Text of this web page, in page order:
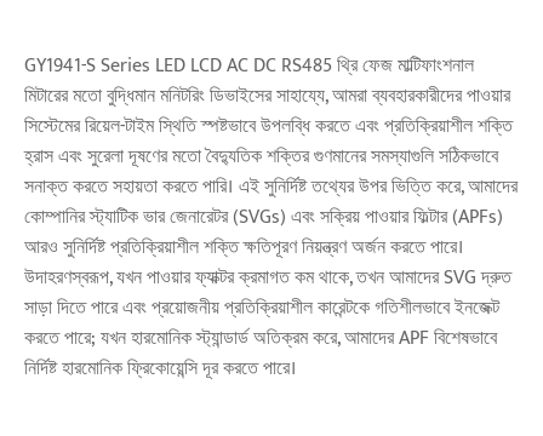
GY1941-S Series LED LCD AC DC RS485 থ্রি ফেজ মাল্টিফাংশনাল
মিটারের মতো বুদ্ধিমান মনিটরিং ডিভাইসের সাহায্যে, আমরা ব্যবহারকারীদের পাওয়ার
সিস্টেমের রিয়েল-টাইম স্থিতি স্পষ্টভাবে উপলব্ধি করতে এবং প্রতিক্রিয়াশীল শক্তি
হ্রাস এবং সুরেলা দূষণের মতো বৈদ্যুতিক শক্তির গুণমানের সমস্যাগুলি সঠিকভাবে
সনাক্ত করতে সহায়তা করতে পারি। এই সুনির্দিষ্ট তথ্যের উপর ভিত্তি করে, আমাদের
কোম্পানির স্ট্যাটিক ভার জেনারেটর (SVGs) এবং সক্রিয় পাওয়ার ফিল্টার (APFs)
আরও সুনির্দিষ্ট প্রতিক্রিয়াশীল শক্তি ক্ষতিপূরণ নিয়ন্ত্রণ অর্জন করতে পারে।
উদাহরণস্বরূপ, যখন পাওয়ার ফ্যাক্টর ক্রমাগত কম থাকে, তখন আমাদের SVG দ্রুত
সাড়া দিতে পারে এবং প্রয়োজনীয় প্রতিক্রিয়াশীল কারেন্টকে গতিশীলভাবে ইনজেক্ট
করতে পারে; যখন হারমোনিক স্ট্যান্ডার্ড অতিক্রম করে, আমাদের APF বিশেষভাবে
নির্দিষ্ট হারমোনিক ফ্রিকোয়েন্সি দূর করতে পারে।